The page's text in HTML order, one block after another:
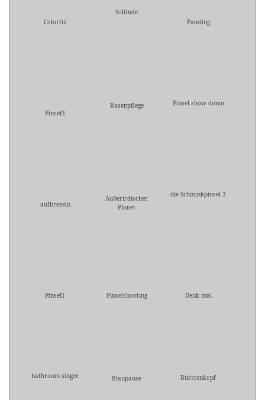
Colorful
Solitude
Painting
Pinsel3
Rasenpflege Pinsel show down
aufbrezeln
Außerirdischer
Planet
die Schminkpinsel 3
Pinsel1 Pinselshooting Denk mal
bathroom singer Blaupause Bürstenkopf